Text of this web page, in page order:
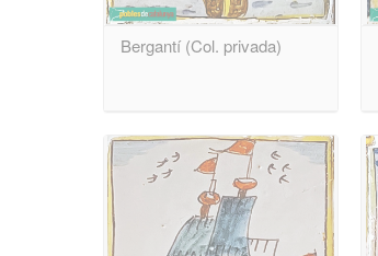
Bergantí (Col. privada)